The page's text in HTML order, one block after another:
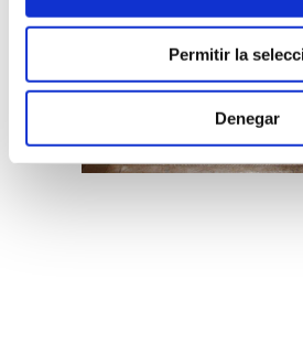
Permitir la
Denegar